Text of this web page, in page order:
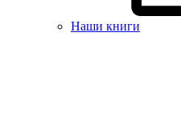
Наши книги